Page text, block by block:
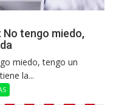
No tengo miedo,
miedo, tengo un
la...